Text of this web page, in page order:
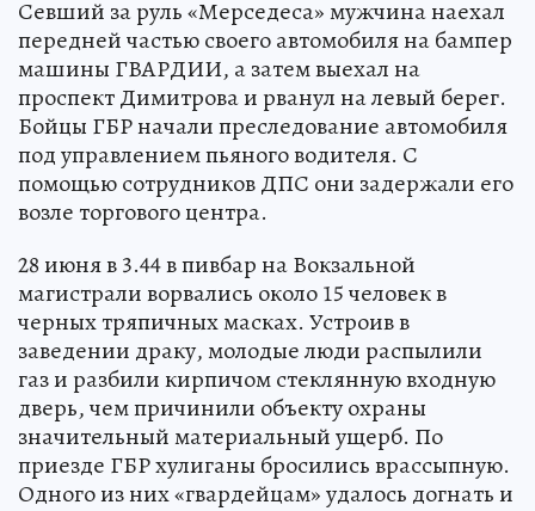
Севший за руль «Мерседеса» мужчина наехал
передней частью своего автомобиля на бампер
машины ГВАРДИИ, а затем выехал на
проспект Димитрова и рванул на левый берег.
Бойцы ГБР начали преследование автомобиля
под управлением пьяного водителя. С
помощью сотрудников ДПС они задержали его
возле торгового центра.
28 июня в 3.44 в пивбар на Вокзальной
магистрали ворвались около 15 человек в
черных тряпичных масках. Устроив в
заведении драку, молодые люди распылили
газ и разбили кирпичом стеклянную входную
дверь, чем причинили объекту охраны
значительный материальный ущерб. По
приезде ГБР хулиганы бросились врассыпную.
Одного из них «гвардейцам» удалось догнать и